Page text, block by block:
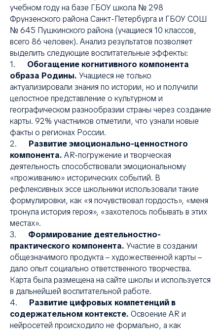
учебном году на базе ГБОУ школа № 298
Фрунзенского района Санкт-Петербурга и ГБОУ СОШ
№ 645 Пушкинского района (учащиеся 10 классов,
всего 86 человек). Анализ результатов позволяет
выделить следующие воспитательные эффекты:
1. Обогащение когнитивного компонента
образа Родины. Учащиеся не только
актуализировали знания по истории, но и получили
целостное представление о культурном и
географическом разнообразии страны через создание
карты. 92% участников отметили, что узнали новые
факты о регионах России.
2. Развитие эмоционально-ценностного
компонента. AR-погружение и творческая
деятельность способствовали эмоциональному
«проживанию» исторических событий. В
рефлексивных эссе школьники использовали такие
формулировки, как «я почувствовал гордость», «меня
тронула история героя», «захотелось побывать в этих
местах».
3. Формирование деятельностно-
практического компонента. Участие в создании
общезначимого продукта – художественной карты –
дало опыт социально ответственного творчества.
Карта была размещена на сайте школы и используется
в дальнейшей воспитательной работе.
4. Развитие цифровых компетенций в
содержательном контексте. Освоение AR и
нейросетей происходило не формально, а как